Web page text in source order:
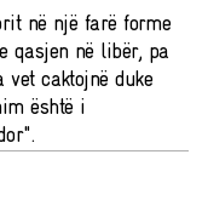
në një farë forme
qasjen në libër, pa
vet caktojnë duke
është i